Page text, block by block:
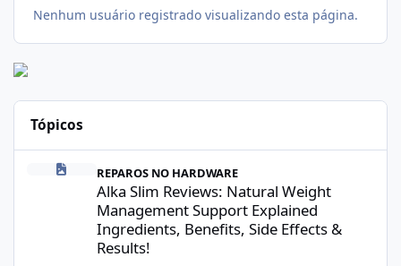
Nenhum usuário registrado visualizando esta página.
Tópicos
REPAROS NO HARDWARE
Alka Slim Reviews: Natural Weight
Management Support Explained
Ingredients, Benefits, Side Effects &
Results!